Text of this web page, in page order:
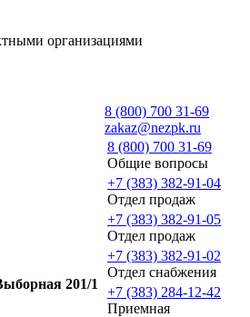
организациями
201/1
8 (800) 700 31-69
zakaz@nezpk.ru
8 (800) 700 31-69
Общие вопросы
+7 (383) 382-91-04
Отдел продаж
+7 (383) 382-91-05
Отдел продаж
+7 (383) 382-91-02
Отдел снабжения
+7 (383) 284-12-42
Приемная